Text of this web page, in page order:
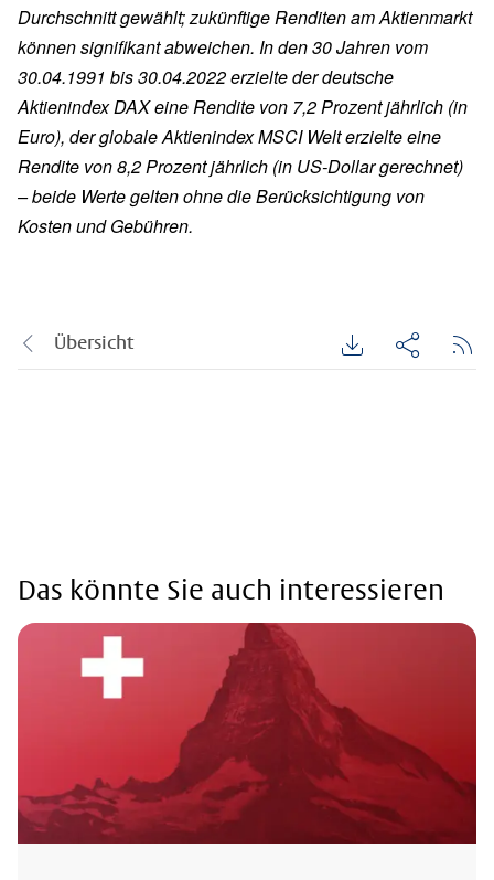
Durchschnitt gewählt; zukünftige Renditen am Aktienmarkt
können signifikant abweichen. In den 30 Jahren vom
30.04.1991 bis 30.04.2022 erzielte der deutsche
Aktienindex DAX eine Rendite von 7,2 Prozent jährlich (in
Euro), der globale Aktienindex MSCI Welt erzielte eine
Rendite von 8,2 Prozent jährlich (in US-Dollar gerechnet)
– beide Werte gelten ohne die Berücksichtigung von
Kosten und Gebühren.
Übersicht
Das könnte Sie auch interessieren